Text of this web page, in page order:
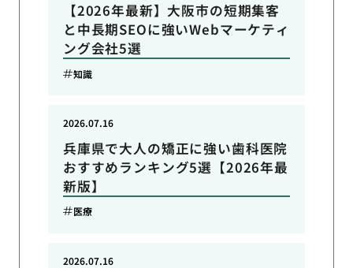
【2026年最新】大阪市の短期集客
と中長期SEOに強いWebマーケティ
ング会社5選
知識
兵庫県で大人の矯正に強い歯科医院
おすすめランキング5選【2026年最
新版】
2026.07.16
医療
2026.07.16